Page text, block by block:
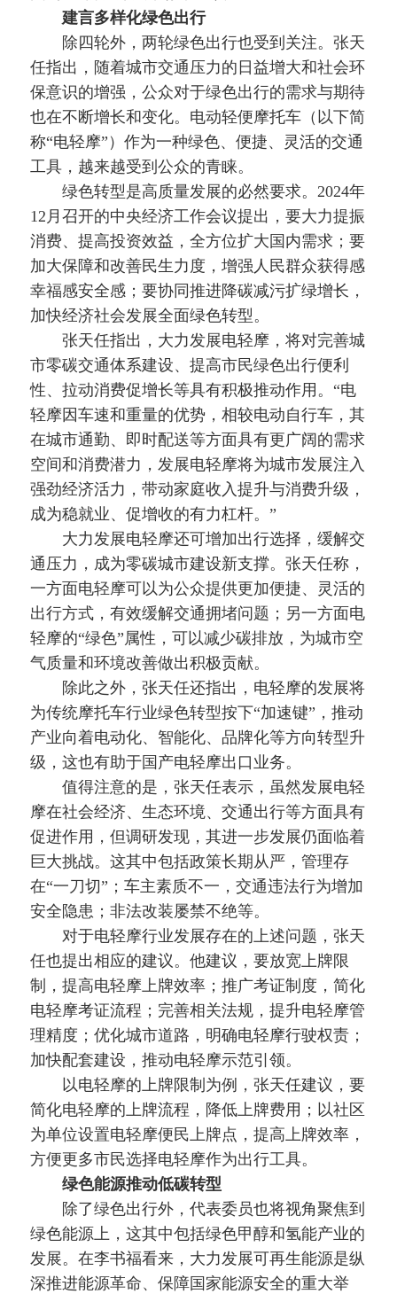
建言多样化绿色出行
除四轮外，两轮绿色出行也受到关注。张天
任指出，随着城市交通压力的日益增大和社会环
保意识的增强，公众对于绿色出行的需求与期待
也在不断增长和变化。电动轻便摩托车（以下简
称“电轻摩”）作为一种绿色、便捷、灵活的交通
工具，越来越受到公众的青睐。
绿色转型是高质量发展的必然要求。2024年
12月召开的中央经济工作会议提出，要大力提振
消费、提高投资效益，全方位扩大国内需求；要
加大保障和改善民生力度，增强人民群众获得感
幸福感安全感；要协同推进降碳减污扩绿增长，
加快经济社会发展全面绿色转型。
张天任指出，大力发展电轻摩，将对完善城
市零碳交通体系建设、提高市民绿色出行便利
性、拉动消费促增长等具有积极推动作用。“电
轻摩因车速和重量的优势，相较电动自行车，其
在城市通勤、即时配送等方面具有更广阔的需求
空间和消费潜力，发展电轻摩将为城市发展注入
强劲经济活力，带动家庭收入提升与消费升级，
成为稳就业、促增收的有力杠杆。”
大力发展电轻摩还可增加出行选择，缓解交
通压力，成为零碳城市建设新支撑。张天任称，
一方面电轻摩可以为公众提供更加便捷、灵活的
出行方式，有效缓解交通拥堵问题；另一方面电
轻摩的“绿色”属性，可以减少碳排放，为城市空
气质量和环境改善做出积极贡献。
除此之外，张天任还指出，电轻摩的发展将
为传统摩托车行业绿色转型按下“加速键”，推动
产业向着电动化、智能化、品牌化等方向转型升
级，这也有助于国产电轻摩出口业务。
值得注意的是，张天任表示，虽然发展电轻
摩在社会经济、生态环境、交通出行等方面具有
促进作用，但调研发现，其进一步发展仍面临着
巨大挑战。这其中包括政策长期从严，管理存
在“一刀切”；车主素质不一，交通违法行为增加
安全隐患；非法改装屡禁不绝等。
对于电轻摩行业发展存在的上述问题，张天
任也提出相应的建议。他建议，要放宽上牌限
制，提高电轻摩上牌效率；推广考证制度，简化
电轻摩考证流程；完善相关法规，提升电轻摩管
理精度；优化城市道路，明确电轻摩行驶权责；
加快配套建设，推动电轻摩示范引领。
以电轻摩的上牌限制为例，张天任建议，要
简化电轻摩的上牌流程，降低上牌费用；以社区
为单位设置电轻摩便民上牌点，提高上牌效率，
方便更多市民选择电轻摩作为出行工具。
绿色能源推动低碳转型
除了绿色出行外，代表委员也将视角聚焦到
绿色能源上，这其中包括绿色甲醇和氢能产业的
发展。在李书福看来，大力发展可再生能源是纵
深推进能源革命、保障国家能源安全的重大举